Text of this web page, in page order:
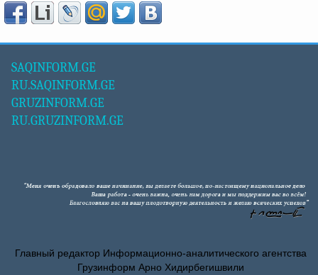
SAQINFORM.GE
RU.SAQINFORM.GE
GRUZINFORM.GE
RU.GRUZINFORM.GE
Главный редактор Информационно-аналитического агентства
Грузинформ Арно Хидирбегишвили